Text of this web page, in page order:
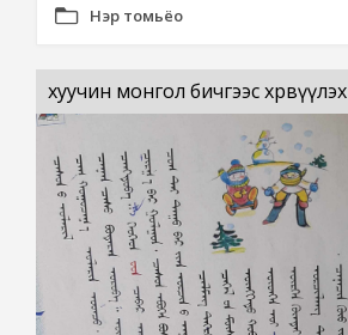
Нэр томьёо
хуучин монгол бичгээс хөрвүүлэх